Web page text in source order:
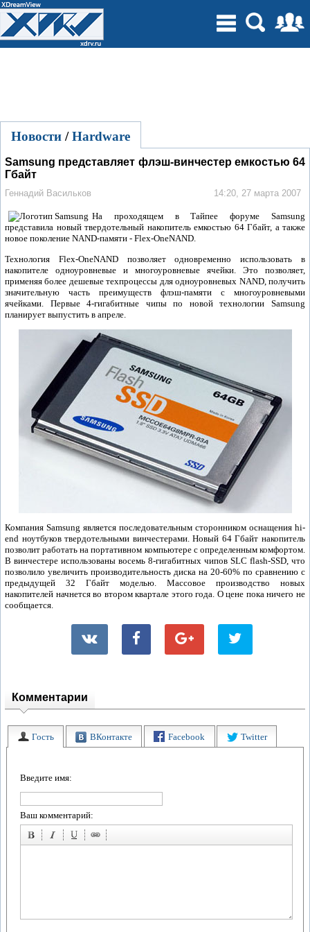
Новости /Hardware
Samsung представляет флэш-винчестер емкостью 64
Гбайт
Геннадий Васильков 14:20, 27 марта 2007
На проходящем в Тайпее форуме Samsung
представила новый твердотельный накопитель емкостью 64 Гбайт, а также
новое поколение NAND-памяти - Flex-OneNAND.
Технология Flex-OneNAND позволяет одновременно использовать в
накопителе одноуровневые и многоуровневые ячейки. Это позволяет,
применяя более дешевые техпроцессы для одноуровневых NAND, получить
значительную часть преимуществ флэш-памяти с многоуровневыми
ячейками. Первые 4-гигабитные чипы по новой технологии Samsung
планирует выпустить в апреле.
Компания Samsung является последовательным сторонником оснащения hi-
end ноутбуков твердотельными винчестерами. Новый 64 Гбайт накопитель
позволит работать на портативном компьютере с определенным комфортом.
В винчестере использованы восемь 8-гигабитных чипов SLC flash-SSD, что
позволило увеличить производительность диска на 20-60% по сравнению с
предыдущей 32 Гбайт моделью. Массовое производство новых
накопителей начнется во втором квартале этого года. О цене пока ничего не
сообщается.
Комментарии
Гость ВКонтакте Facebook Twitter
Введите имя:
Ваш комментарий: